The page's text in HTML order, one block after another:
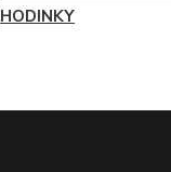
HODINKY